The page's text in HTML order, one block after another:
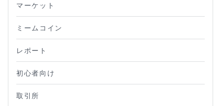
マーケット
ミームコイン
レポート
初心者向け
取引所